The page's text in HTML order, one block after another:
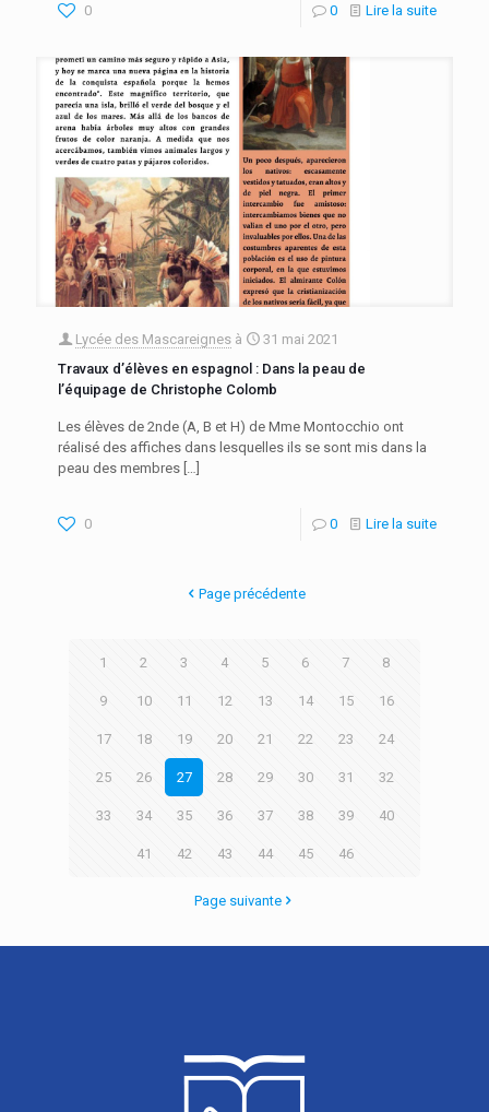
0 0 Lire la suite
Lycée des Mascareignes à
31 mai 2021
Travaux d’élèves en espagnol : Dans la peau de
l’équipage de Christophe Colomb
Les élèves de 2nde (A, B et H) de Mme Montocchio ont
réalisé des affiches dans lesquelles ils se sont mis dans la
peau des membres […]
0 0 Lire la suite
Page précédente
1 2 3 4 5 6 7 8
9 10 11 12 13 14 15 16
17 18 19 20 21 22 23 24
25 26 27 28 29 30 31 32
33 34 35 36 37 38 39 40
41 42 43 44 45 46
Page suivante